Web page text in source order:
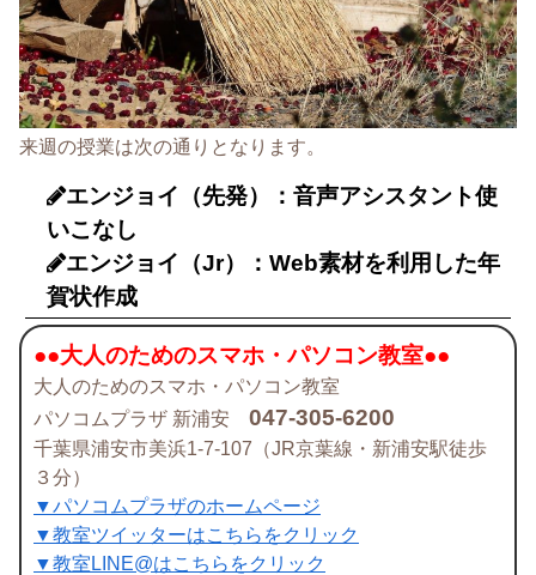
来週の授業は次の通りとなります。
エンジョイ（先発）：音声アシスタント使
いこなし
エンジョイ（Jr）：Web素材を利用した年
賀状作成
●●大人のためのスマホ・パソコン教室●●
大人のためのスマホ・パソコン教室
パソコムプラザ 新浦安 047-305-6200
千葉県浦安市美浜1-7-107（JR京葉線・新浦安駅徒歩
３分）
▼パソコムプラザのホームページ
▼教室ツイッターはこちらをクリック
▼教室LINE@はこちらをクリック